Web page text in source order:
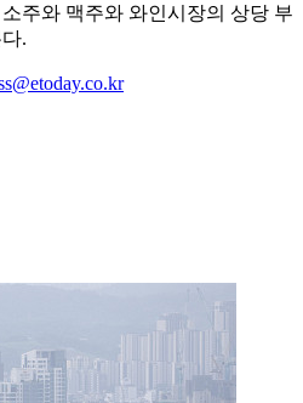
주와 맥주와 와인시장의 상당 부
.